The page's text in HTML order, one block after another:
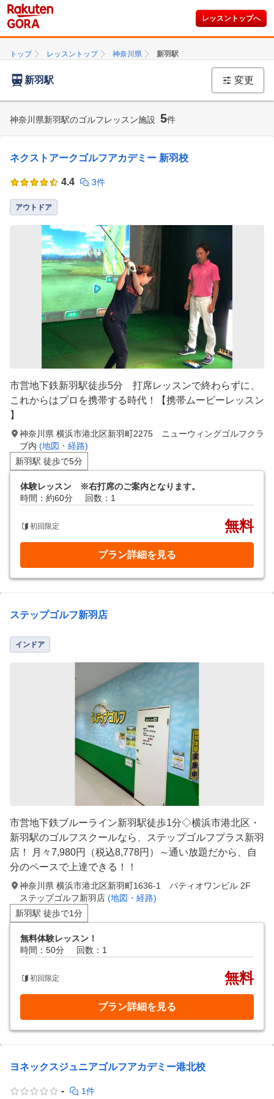
レッスントップへ
トップ レッスントップ 神奈川県 新羽駅
新羽駅 変更
神奈川県新羽駅のゴルフレッスン施設 5件
ネクストアークゴルフアカデミー 新羽校
4.4 3件
アウトドア
市営地下鉄新羽駅徒歩5分 打席レッスンで終わらずに、
これからはプロを携帯する時代！【携帯ムービーレッスン
】
神奈川県 横浜市港北区新羽町2275 ニューウィングゴルフクラ
ブ内 (地図・経路)
新羽駅 徒歩で5分
体験レッスン ※右打席のご案内となります。
時間：約60分
回数：1
初回限定 無料
プラン詳細を見る
ステップゴルフ新羽店
インドア
市営地下鉄ブルーライン新羽駅徒歩1分◇横浜市港北区・
新羽駅のゴルフスクールなら、ステップゴルフプラス新羽
店！ 月々7,980円（税込8,778円）～通い放題だから、自
分のペースで上達できる！！
神奈川県 横浜市港北区新羽町1636-1 パティオワンビル 2F
ステップゴルフ新羽店 (地図・経路)
新羽駅 徒歩で1分
無料体験レッスン！
時間：50分
回数：1
初回限定 無料
プラン詳細を見る
ヨネックスジュニアゴルフアカデミー港北校
- 1件